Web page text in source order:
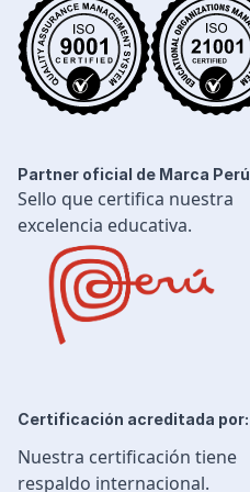
Desarrollo Profesional
Ingeniería Civil
Partner oficial de Marca Perú
Sello que certifica nuestra
excelencia educativa.
Certificación acreditada por:
Nuestra certificación tiene
respaldo internacional.